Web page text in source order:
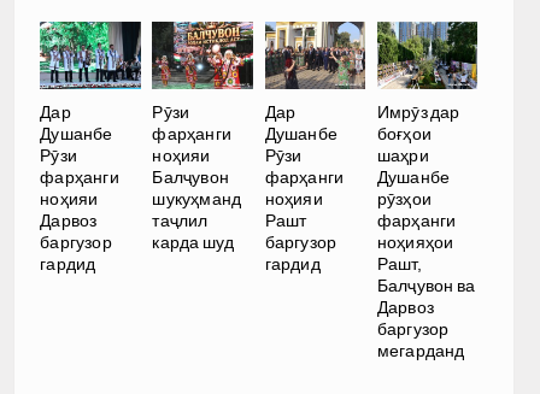
Дар
Душанбе
Рӯзи
фарҳанги
ноҳияи
Дарвоз
баргузор
гардид
Рӯзи
фарҳанги
ноҳияи
Балҷувон
шукуҳманд
таҷлил
карда шуд
Дар
Душанбе
Рӯзи
фарҳанги
ноҳияи
Рашт
баргузор
гардид
Имрӯз дар
боғҳои
шаҳри
Душанбе
рӯзҳои
фарҳанги
ноҳияҳои
Рашт,
Балҷувон ва
Дарвоз
баргузор
мегарданд